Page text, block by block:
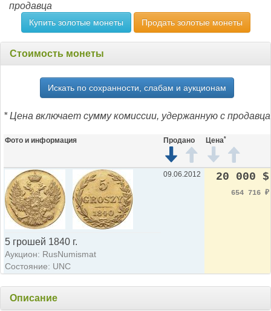
продавца
Купить золотые монеты Продать золотые монеты
Стоимость монеты
Искать по сохранности, слабам и аукционам
* Цена включает сумму комиссии, удержанную с продавца
Фото и информация Продано Цена*
5 грошей 1840 г.
Аукцион: RusNumismat
Состояние: UNC
09.06.2012 20 000 $
654 716 ₽
Описание